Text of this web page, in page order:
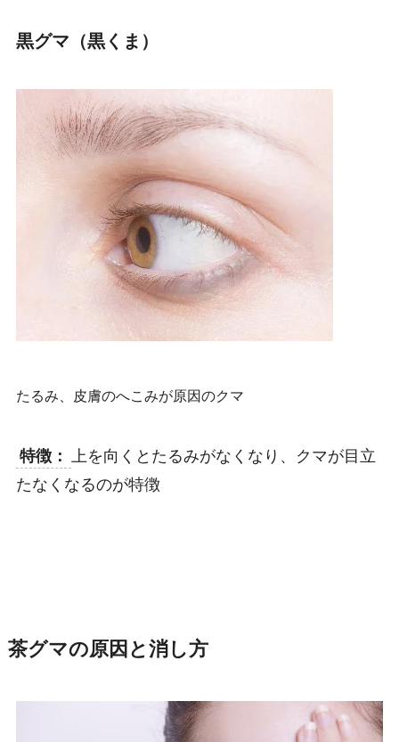
黒グマ（黒くま）
たるみ、皮膚のへこみが原因のクマ
特徴： 上を向くとたるみがなくなり、クマが目立
たなくなるのが特徴
茶グマの原因と消し方